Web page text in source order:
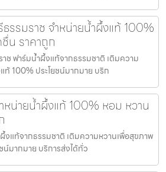
รรมราช จำหน่ายน้ำผึ้งแท้ 100%
น ราคาถูก
ช ฟาร์มน้ำผึ้งแท้จากธรรมชาติ เติมความ
100% ประโยชน์มากมาย บริก
หน่ายน้ำผึ้งแท้ 100% หอม หวาน
งแท้จากธรรมชาติ เติมความหวานเพื่อสุขภาพ
น์มากมาย บริการส่งได้ทั่ว